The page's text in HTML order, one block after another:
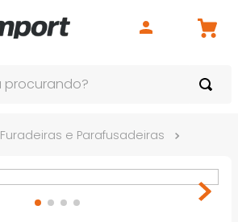
Furadeiras e Parafusadeiras